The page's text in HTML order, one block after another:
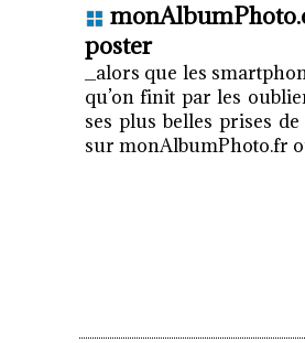
poster
_alors que les
qu’on finit par les
ses plus belles prises
sur monAlbumPhoto.fr